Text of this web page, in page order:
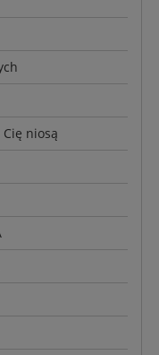
Cię niosą